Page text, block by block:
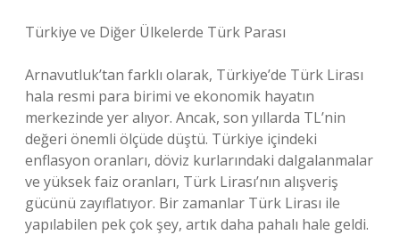
Türkiye ve Diğer Ülkelerde Türk Parası
Arnavutluk’tan farklı olarak, Türkiye’de Türk Lirası
hala resmi para birimi ve ekonomik hayatın
merkezinde yer alıyor. Ancak, son yıllarda TL’nin
değeri önemli ölçüde düştü. Türkiye içindeki
enflasyon oranları, döviz kurlarındaki dalgalanmalar
ve yüksek faiz oranları, Türk Lirası’nın alışveriş
gücünü zayıflatıyor. Bir zamanlar Türk Lirası ile
yapılabilen pek çok şey, artık daha pahalı hale geldi.